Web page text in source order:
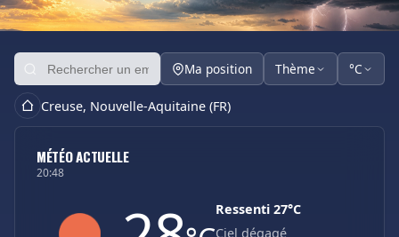
Ma position Thème °C
Creuse, Nouvelle-Aquitaine (FR)
MÉTÉO ACTUELLE
20:48
Ressenti 27°C
Ciel dégagé